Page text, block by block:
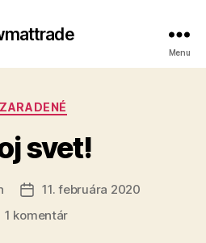
Menu
Kategórie
svet!
Dátum
článku
11. februára 2020
1 komentárna